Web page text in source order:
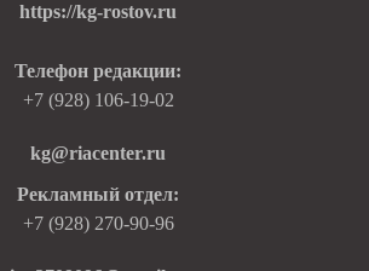
https://kg-rostov.ru
Телефон редакции:
+7 (928) 106-19-02
kg@riacenter.ru
Рекламный отдел:
+7 (928) 270-90-96